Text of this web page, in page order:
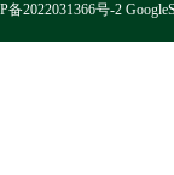
备2022031366号-2